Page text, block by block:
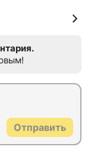
Отправить